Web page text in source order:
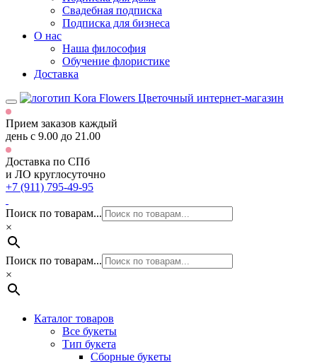
Свадебная подписка
Подписка для бизнеса
О нас
Наша философия
Обучение флористике
Доставка
Цветочный интернет-магазин
Прием заказов каждый
день с 9.00 до 21.00
Доставка по СПб
и ЛО круглосуточно
+7 (911) 795-49-95
Поиск по товарам...
×
Поиск по товарам...
×
Каталог товаров
Все букеты
Тип букета
Сборные букеты